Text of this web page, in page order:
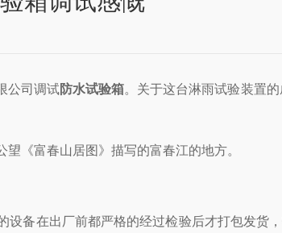
公司调试防水试验箱。关于这台淋雨试验装置
《富春山居图》描写的富春江的地方。
设备在出厂前都严格的经过检验后才打包发